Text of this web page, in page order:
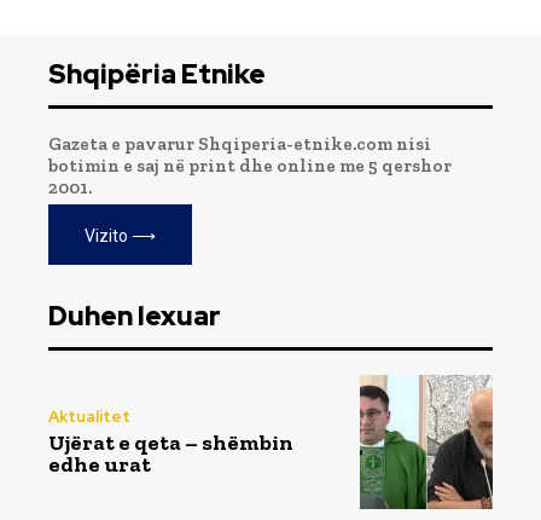
Shqipëria Etnike
Gazeta e pavarur Shqiperia-etnike.com nisi
botimin e saj në print dhe online me 5 qershor
2001.
Vizito ⟶
Duhen lexuar
Aktualitet
Ujërat e qeta – shëmbin
edhe urat